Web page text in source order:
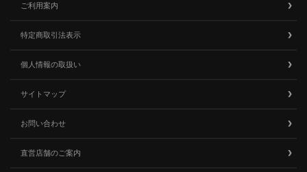
ご利用案内
特定商取引法表示
個人情報の取扱い
サイトマップ
お問い合わせ
直営店舗のご案内